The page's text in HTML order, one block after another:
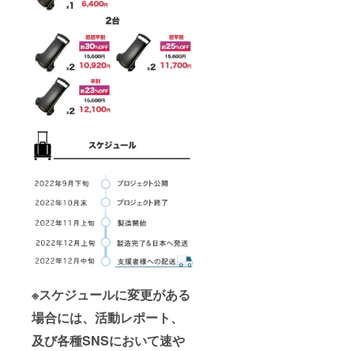
※スケジュールに変更がある
場合には、活動レポート、
及び各種SNSにおいて速や